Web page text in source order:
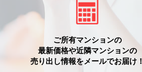
ご所有マンションの
最新価格や近隣マンションの
売り出し情報をメールでお届け！